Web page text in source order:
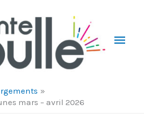
mars – avril 2026